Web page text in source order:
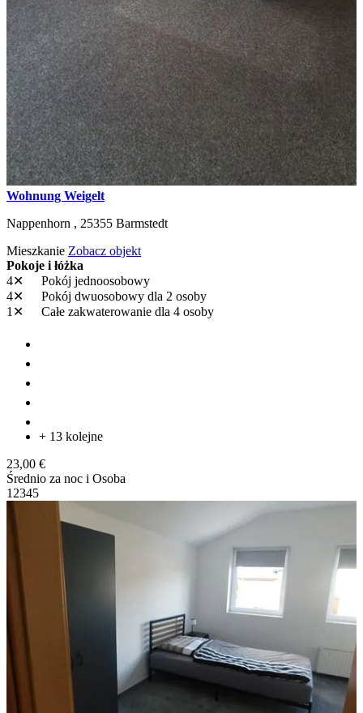
Wohnung Weigelt
Nappenhorn , 25355 Barmstedt
Mieszkanie Zobacz objekt
Pokoje i łóżka
4✕
Pokój jednoosobowy
4✕
Pokój dwuosobowy dla 2 osoby
1✕
Całe zakwaterowanie dla 4 osoby
+ 13 kolejne
23,00 €
Średnio za noc i Osoba
1 2345